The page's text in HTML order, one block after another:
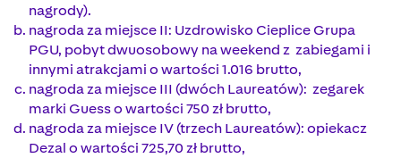
nagrody).
nagroda za miejsce II: Uzdrowisko Cieplice Grupa
PGU, pobyt dwuosobowy na weekend z zabiegami i
innymi atrakcjami o wartości 1.016 brutto,
nagroda za miejsce III (dwóch Laureatów): zegarek
marki Guess o wartości 750 zł brutto,
nagroda za miejsce IV (trzech Laureatów): opiekacz
Dezal o wartości 725,70 zł brutto,